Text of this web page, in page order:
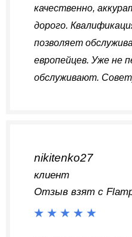
качественно,
дорого.
позволяет
европейцев. Уже не
обслуживают.
nikitenko27
клиент
Отзыв взят с